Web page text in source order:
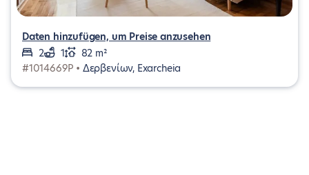
Daten hinzufügen, um Preise anzusehen
2
1
82 m²
#1014669P • Δερβενίων, Exarcheia